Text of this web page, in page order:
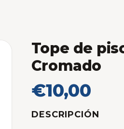
Tope de
Cromado
€10,00
DESCRIPCIÓN